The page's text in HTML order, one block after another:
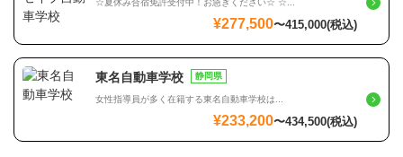
☆夏休み合宿免許受付中！お急ぎください☆ ☆...
¥277,500〜415,000(税込)
静岡県
東名自動車学校
女性指導員が多く在籍する東名自動車学校は...
¥233,200〜434,500(税込)